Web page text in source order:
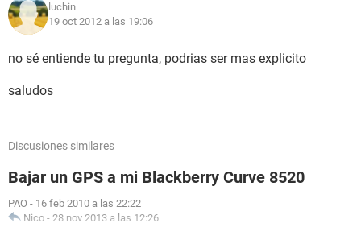
luchin
19 oct 2012 a las 19:06
no sé entiende tu pregunta, podrias ser mas explicito
saludos
Discusiones similares
Bajar un GPS a mi Blackberry Curve 8520
PAO - 16 feb 2010 a las 22:22
Nico - 28 nov 2013 a las 12:26